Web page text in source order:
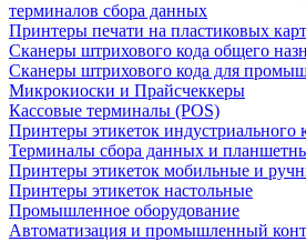
терминалов сбора данных
Принтеры печати на пластиковых
Сканеры штрихового кода общего
Сканеры штрихового кода для
Микрокиоски и Прайсчеккеры
Кассовые терминалы (POS)
Принтеры этикеток индустриального
Терминалы сбора данных и
Принтеры этикеток мобильные и
Принтеры этикеток настольные
Промышленное оборудование
Автоматизация и промышленный